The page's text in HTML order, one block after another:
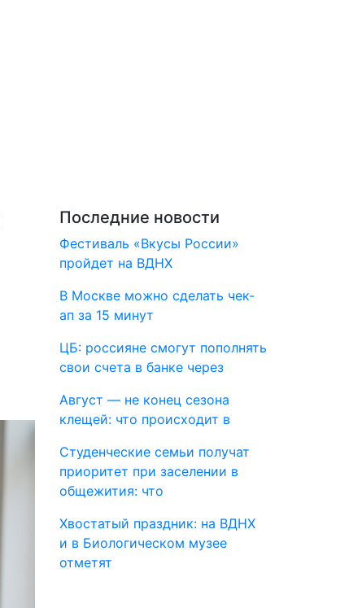
Последние новости
Фестиваль «Вкусы России»
пройдет на ВДНХ
В Москве можно сделать чек-
ап за 15 минут
ЦБ: россияне смогут пополнять
свои счета в банке через
Август — не конец сезона
клещей: что происходит в
Студенческие семьи получат
приоритет при заселении в
общежития: что
Хвостатый праздник: на ВДНХ
и в Биологическом музее
отметят